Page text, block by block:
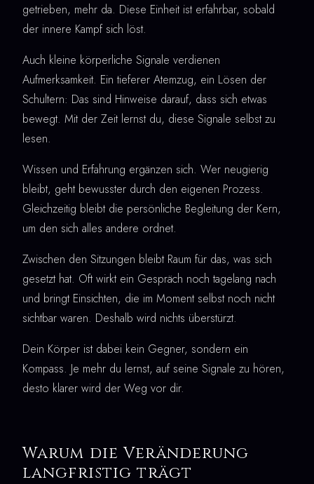
getrieben, mehr da. Diese Einheit ist erfahrbar, sobald
der innere Kampf sich löst.
Auch kleine körperliche Signale verdienen
Aufmerksamkeit. Ein tieferer Atemzug, ein Lösen der
Schultern: Das sind Hinweise darauf, dass sich etwas
bewegt. Mit der Zeit lernst du, diese Signale selbst zu
lesen.
Wissen und Erfahrung ergänzen sich. Wer neugierig
bleibt, geht bewusster durch den eigenen Prozess.
Gleichzeitig bleibt die persönliche Begleitung der Kern,
um den sich alles andere ordnet.
Zwischen den Sitzungen bleibt Raum für das, was sich
gesetzt hat. Oft wirkt ein Gespräch noch tagelang nach
und bringt Einsichten, die im Moment selbst noch nicht
sichtbar waren. Deshalb wird nichts überstürzt.
Dein Körper ist dabei kein Gegner, sondern ein
Kompass. Je mehr du lernst, auf seine Signale zu hören,
desto klarer wird der Weg vor dir.
Warum die Veränderung
langfristig trägt